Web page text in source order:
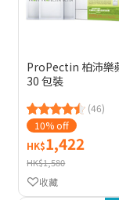
ProPectin 柏沛樂
30 包裝
(46)
10% off
HK$1,422
HK$1,580
收藏